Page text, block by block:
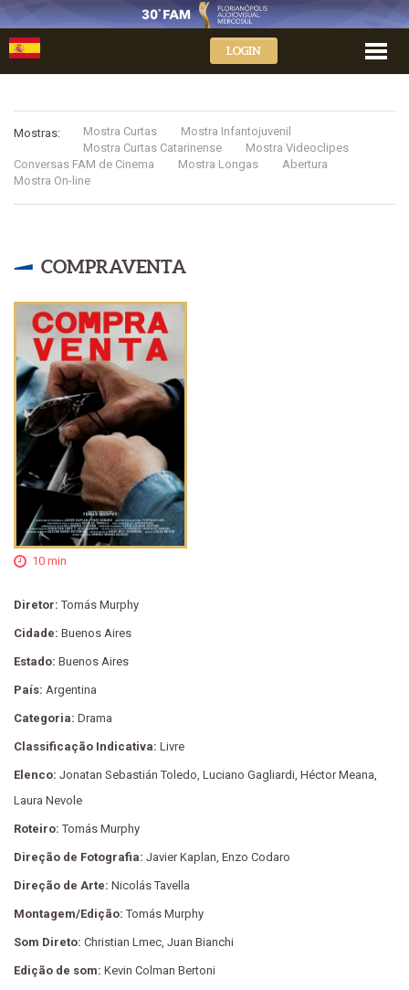
LOGIN
Mostras: Mostra Curtas
Mostra Infantojuvenil
Mostra Curtas Catarinense
Mostra Videoclipes
Conversas FAM de Cinema
Mostra Longas
Abertura
Mostra On-line
COMPRAVENTA
10 min
Diretor:Tomás Murphy
Cidade: Buenos Aires
Estado: Buenos Aires
País: Argentina
Categoria: Drama
Classificação Indicativa: Livre
Elenco: Jonatan Sebastián Toledo, Luciano Gagliardi, Héctor Meana,
Laura Nevole
Roteiro:Tomás Murphy
Direção de Fotografia: Javier Kaplan, Enzo Codaro
Direção de Arte: Nicolás Tavella
Montagem/Edição:Tomás Murphy
Som Direto: Christian Lmec, Juan Bianchi
Edição de som: Kevin Colman Bertoni